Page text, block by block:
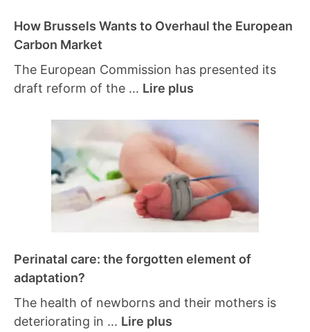
How Brussels Wants to Overhaul the European
Carbon Market
The European Commission has presented its
draft reform of the ... Lire plus
Perinatal care: the forgotten element of
adaptation?
The health of newborns and their mothers is
deteriorating in ... Lire plus